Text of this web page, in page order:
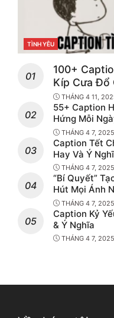
CATEGORIES
TÌNH YÊU
100+
Kíp Cưa Đổ
THÁNG 4 11,
55+ Caption
Hứng Mỗi
THÁNG 4 7, 2025
Caption Tết
Hay Và Ý
THÁNG 4 7, 2025
“Bí Quyết”
Hút Mọi Ánh
THÁNG 4 7, 2025
Caption Kỷ
& Ý Nghĩa
THÁNG 4 7, 2025